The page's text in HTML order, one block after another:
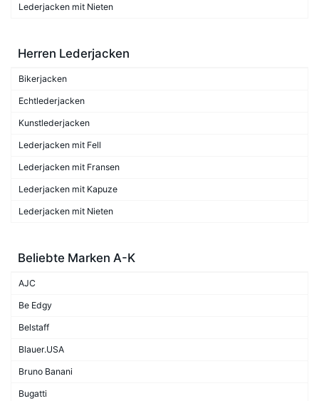
Lederjacken mit Nieten
Herren Lederjacken
Bikerjacken
Echtlederjacken
Kunstlederjacken
Lederjacken mit Fell
Lederjacken mit Fransen
Lederjacken mit Kapuze
Lederjacken mit Nieten
Beliebte Marken A-K
AJC
Be Edgy
Belstaff
Blauer.USA
Bruno Banani
Bugatti